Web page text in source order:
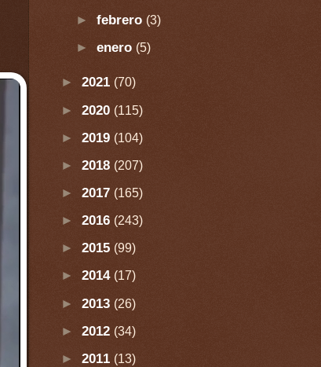
►febrero (3)
►enero (5)
► 2021 (70)
► 2020 (115)
► 2019 (104)
► 2018 (207)
► 2017 (165)
► 2016 (243)
► 2015 (99)
► 2014 (17)
► 2013 (26)
► 2012 (34)
► 2011 (13)